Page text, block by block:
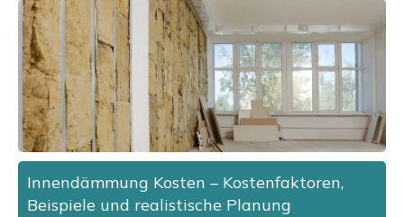
Innendämmung Kosten – Kostenfaktoren,
Beispiele und realistische Planung